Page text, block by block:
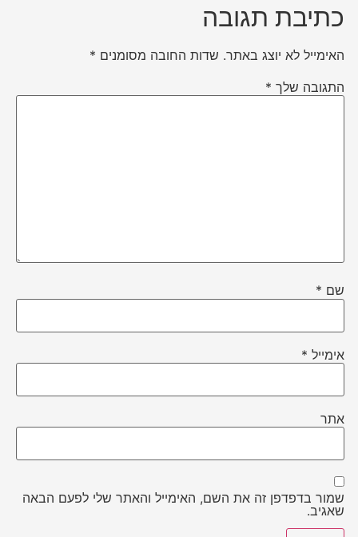
כתיבת תגובה
האימייל לא יוצג באתר. שדות החובה מסומנים *
התגובה שלך *
שם *
אימייל *
אתר
שמור בדפדפן זה את השם, האימייל והאתר שלי לפעם הבאה
שאגיב.